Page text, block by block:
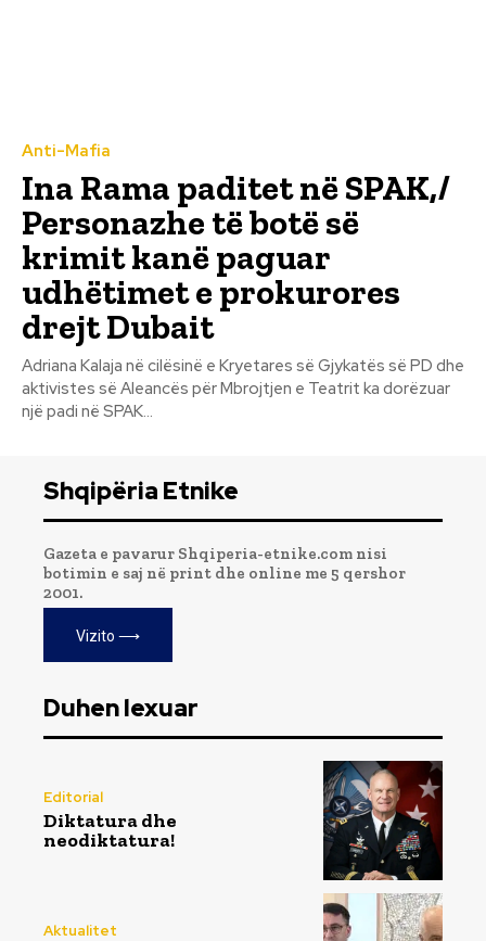
Anti-Mafia
Ina Rama paditet në SPAK,/
Personazhe të botë së
krimit kanë paguar
udhëtimet e prokurores
drejt Dubait
Adriana Kalaja në cilësinë e Kryetares së Gjykatës së PD dhe
aktivistes së Aleancës për Mbrojtjen e Teatrit ka dorëzuar
një padi në SPAK...
Shqipëria Etnike
Gazeta e pavarur Shqiperia-etnike.com nisi
botimin e saj në print dhe online me 5 qershor
2001.
Vizito ⟶
Duhen lexuar
Editorial
Diktatura dhe
neodiktatura!
Aktualitet